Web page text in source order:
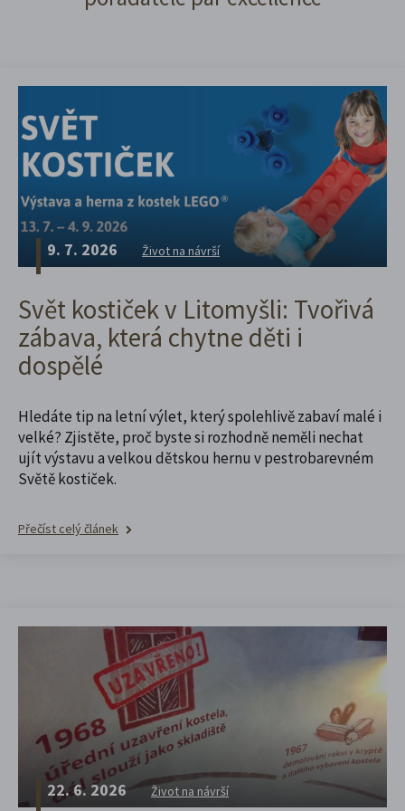
9. 7. 2026 Život na návrší
Svět kostiček v Litomyšli: Tvořivá
zábava, která chytne děti i
dospělé
Hledáte tip na letní výlet, který spolehlivě zabaví malé i
velké? Zjistěte, proč byste si rozhodně neměli nechat
ujít výstavu a velkou dětskou hernu v pestrobarevném
Světě kostiček.
Přečíst celý článek
22. 6. 2026 Život na návrší